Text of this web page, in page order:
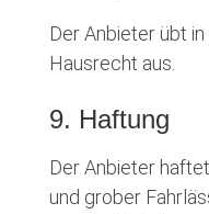
Der Anbieter übt
Hausrecht aus.
9. Haftung
Der Anbieter
und grober